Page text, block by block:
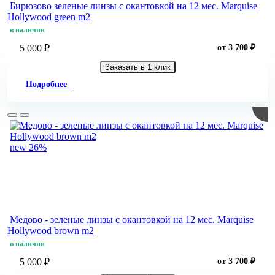
Бирюзово зеленые линзы c окантовкой на 12 мес. Marquise
Hollywood green m2
в наличии
5 000 ₽ от 3 700 ₽
Заказать в 1 клик
Подробнее
new 26%
Медово - зеленые линзы c окантовкой на 12 мес. Marquise
Hollywood brown m2
в наличии
5 000 ₽ от 3 700 ₽